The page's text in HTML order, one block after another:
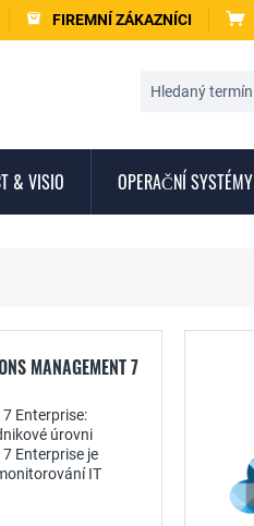
FIREMNÍ ZÁKAZNÍCI
& VISIO OPERAČNÍ SYSTÉMY
MANAGEMENT 7
Enterprise:
úrovni
Enterprise je
IT